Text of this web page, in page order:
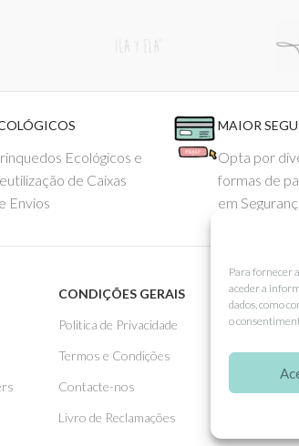
Para fornecer
aceder a
dados, como
o
Ecológicos e
de Caixas
Envios
MAIOR
Opta por
formas de
em
CONDIÇÕES GERAIS
Politica de Privacidade
Termos e Condições
Contacte-nos
Livro de Reclamações
APOIO
Como